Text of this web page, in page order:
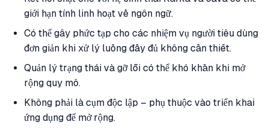
giới hạn tính linh hoạt về ngôn ngữ.
Có thể gây phức tạp cho các nhiệm vụ người tiêu dùng
đơn giản khi xử lý luồng đầy đủ không cần thiết.
Quản lý trạng thái và gỡ lỗi có thể khó khăn khi mở
rộng quy mô.
Không phải là cụm độc lập – phụ thuộc vào triển khai
ứng dụng để mở rộng.